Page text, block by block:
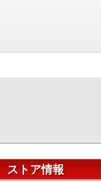
ストア情報